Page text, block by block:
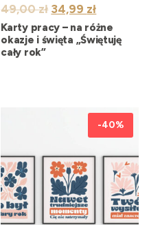
49,00zł Pierwotna
cena
wynosiła:
34,99 złAktualna
cena
wynosi:
Karty pracy – na różne
okazje i święta „Świętuję
cały rok”
-40%